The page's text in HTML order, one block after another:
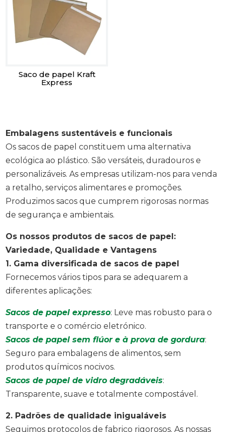
Saco de papel Kraft
Express
Embalagens sustentáveis e funcionais
Os sacos de papel constituem uma alternativa
ecológica ao plástico. São versáteis, duradouros e
personalizáveis. As empresas utilizam-nos para venda
a retalho, serviços alimentares e promoções.
Produzimos sacos que cumprem rigorosas normas
de segurança e ambientais.
Os nossos produtos de sacos de papel:
Variedade, Qualidade e Vantagens
1. Gama diversificada de sacos de papel
Fornecemos vários tipos para se adequarem a
diferentes aplicações:
Sacos de papel expresso: Leve mas robusto para o
transporte e o comércio eletrónico.
Sacos de papel sem flúor e à prova de gordura:
Seguro para embalagens de alimentos, sem
produtos químicos nocivos.
Sacos de papel de vidro degradáveis:
Transparente, suave e totalmente compostável.
2. Padrões de qualidade inigualáveis
Seguimos protocolos de fabrico rigorosos. As nossas